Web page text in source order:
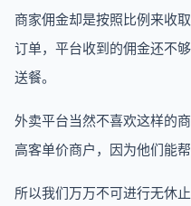
商家佣金却是按照比例来收
订单，平台收到的佣金还不
送餐。
外卖平台当然不喜欢这样的
高客单价商户，因为他们能
所以我们万万不可进行无休